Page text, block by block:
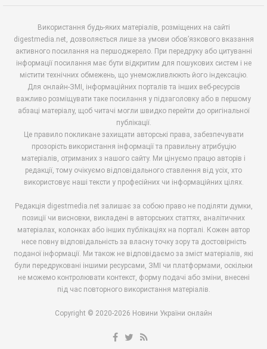
Використання будь-яких матеріалів, розміщених на сайті
digestmedia.net, дозволяється лише за умови обов’язкового вказання
активного посилання на першоджерело. При передруку або цитуванні
інформації посилання має бути відкритим для пошукових систем і не
містити технічних обмежень, що унеможливлюють його індексацію.
Для онлайн-ЗМІ, інформаційних порталів та інших веб-ресурсів
важливо розміщувати таке посилання у підзаголовку або в першому
абзаці матеріалу, щоб читачі могли швидко перейти до оригінальної
публікації.
Це правило покликане захищати авторські права, забезпечувати
прозорість використання інформації та правильну атрибуцію
матеріалів, отриманих з нашого сайту. Ми цінуємо працю авторів і
редакції, тому очікуємо відповідального ставлення від усіх, хто
використовує наші тексти у професійних чи інформаційних цілях.
Редакція digestmedia.net залишає за собою право не поділяти думки,
позиції чи висновки, викладені в авторських статтях, аналітичних
матеріалах, колонках або інших публікаціях на порталі. Кожен автор
несе повну відповідальність за власну точку зору та достовірність
поданої інформації. Ми також не відповідаємо за зміст матеріалів, які
були передруковані іншими ресурсами, ЗМІ чи платформами, оскільки
не можемо контролювати контекст, форму подачі або зміни, внесені
під час повторного використання матеріалів.
Copyright © 2020-2026 Новини України онлайн